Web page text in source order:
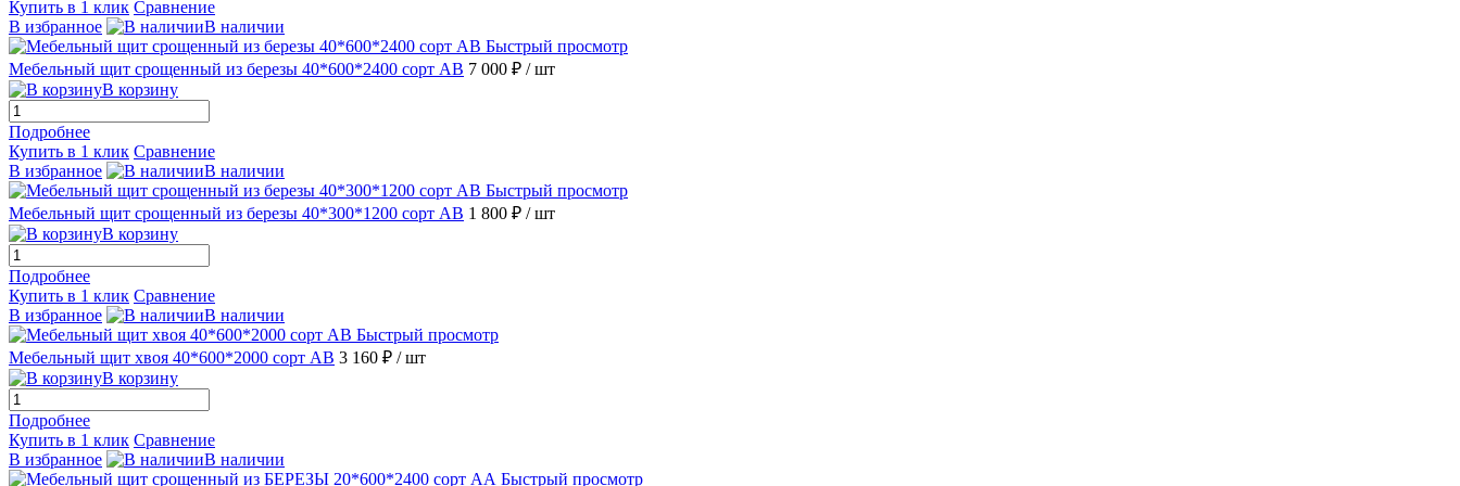
Купить в 1 клик Сравнение
В избранное
В наличии
Быстрый просмотр
Мебельный щит срощенный из березы 40*600*2400 сорт АВ 7 000 ₽ / шт
В корзину
Подробнее
Купить в 1 клик Сравнение
В избранное
В наличии
Быстрый просмотр
Мебельный щит срощенный из березы 40*300*1200 сорт АВ 1 800 ₽ / шт
В корзину
Подробнее
Купить в 1 клик Сравнение
В избранное
В наличии
Быстрый просмотр
Мебельный щит хвоя 40*600*2000 сорт АВ 3 160 ₽ / шт
В корзину
Подробнее
Купить в 1 клик Сравнение
В избранное
В наличии
Быстрый просмотр